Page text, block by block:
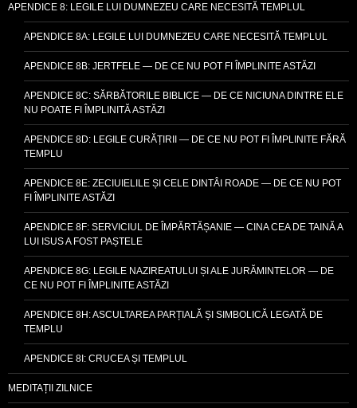
APENDICE 8: LEGILE LUI DUMNEZEU CARE NECESITĂ TEMPLUL
APENDICE 8A: LEGILE LUI DUMNEZEU CARE NECESITĂ TEMPLUL
APENDICE 8B: JERTFELE — DE CE NU POT FI ÎMPLINITE ASTĂZI
APENDICE 8C: SĂRBĂTORILE BIBLICE — DE CE NICIUNA DINTRE ELE
NU POATE FI ÎMPLINITĂ ASTĂZI
APENDICE 8D: LEGILE CURĂȚIRII — DE CE NU POT FI ÎMPLINITE FĂRĂ
TEMPLU
APENDICE 8E: ZECIUIELILE ȘI CELE DINTÂI ROADE — DE CE NU POT
FI ÎMPLINITE ASTĂZI
APENDICE 8F: SERVICIUL DE ÎMPĂRTĂȘANIE — CINA CEA DE TAINĂ A
LUI ISUS A FOST PAȘTELE
APENDICE 8G: LEGILE NAZIREATULUI ȘI ALE JURĂMINTELOR — DE
CE NU POT FI ÎMPLINITE ASTĂZI
APENDICE 8H: ASCULTAREA PARȚIALĂ ȘI SIMBOLICĂ LEGATĂ DE
TEMPLU
APENDICE 8I: CRUCEA ȘI TEMPLUL
MEDITAȚII ZILNICE